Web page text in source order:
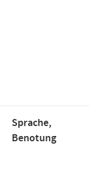
Sprache,
Benotung